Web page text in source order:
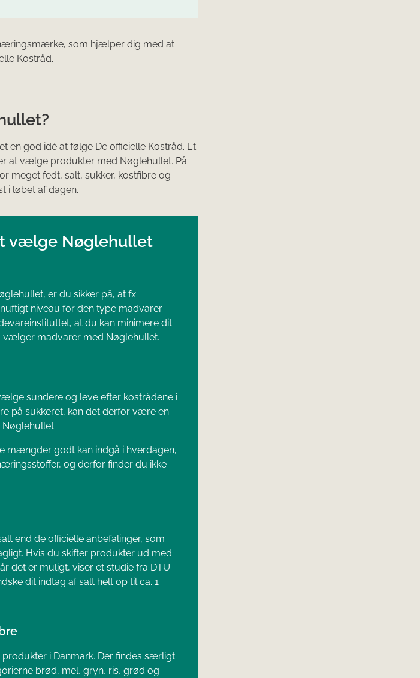
som hjælper dig med at
Kostråd.
en god idé at følge De officielle Kostråd. Et
at vælge produkter med Nøglehullet. På
meget fedt, salt, sukker, kostfibre og
i løbet af dagen.
vælge Nøglehullet
er du sikker på, at fx
niveau for den type madvarer.
at du kan minimere dit
vælger madvarer med Nøglehullet.
sundere og leve efter kostrådene i
på sukkeret, kan det derfor være en
mængder godt kan indgå i hverdagen,
og derfor finder du ikke
end de officielle anbefalinger, som
Hvis du skifter produkter ud med
det er muligt, viser et studie fra DTU
dit indtag af salt helt op til ca. 1
i Danmark. Der findes særligt
brød, mel, gryn, ris, grød og